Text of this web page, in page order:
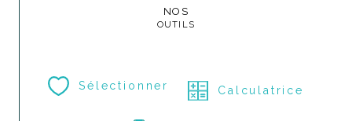
NOS
OUTILS
Sélectionner Calculatrice